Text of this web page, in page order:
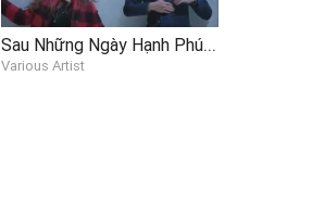
Sau Những Ngày Hạnh Phúc (Thanh Ngọc MV Fanmade)
Various Artist